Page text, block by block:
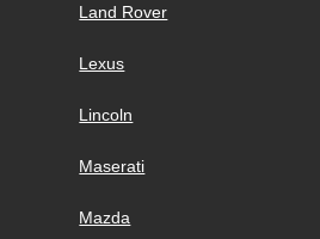
Land Rover
Lexus
Lincoln
Maserati
Mazda